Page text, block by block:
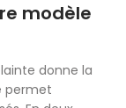
modèle
donne la
permet